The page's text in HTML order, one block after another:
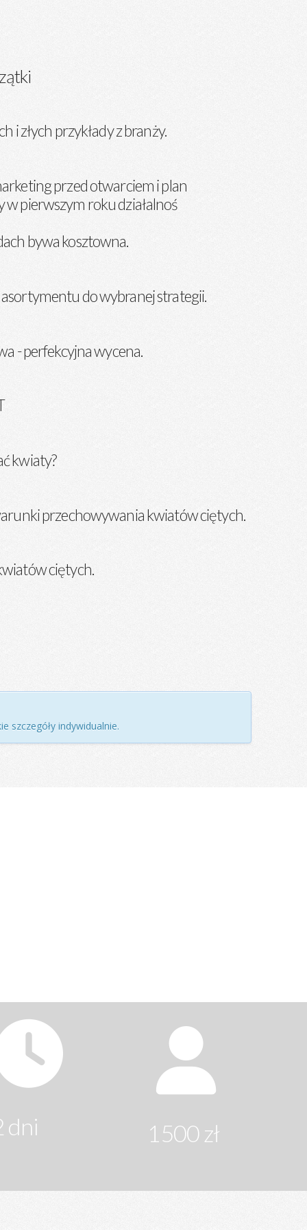
i złych przykłady z branży.
przed otwarciem i plan
pierwszym roku działalnoś
bywa kosztowna.
do wybranej strategii.
- perfekcyjna wycena.
kwiaty?
przechowywania kwiatów ciętych.
ciętych.
szczegóły indywidualnie.
dni 1500 zł